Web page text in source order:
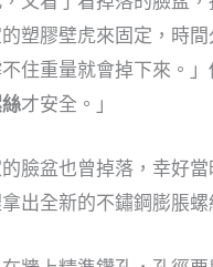
塑膠壁虎來固定，時
住重量就會掉下來。
才安全。」
臉盆也曾掉落，幸好
出全新的不鏽鋼膨脹螺